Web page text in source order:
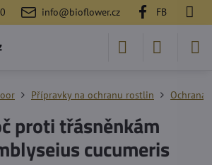
info@bioflower.cz FB
Přípravky na ochranu rostlin Ochrana
proti třásněnkám
cucumeris